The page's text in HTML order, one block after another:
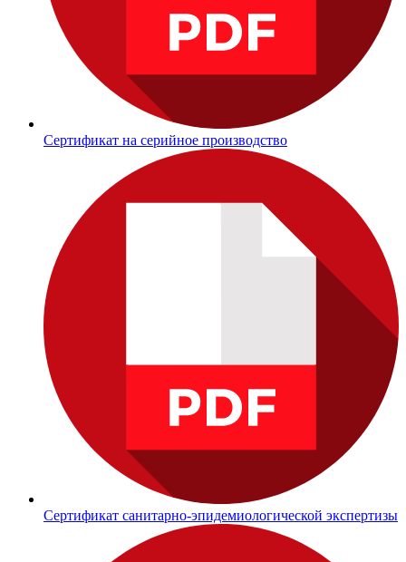
Сертификат на серийное производство
Сертификат санитарно-эпидемиологической экспертизы